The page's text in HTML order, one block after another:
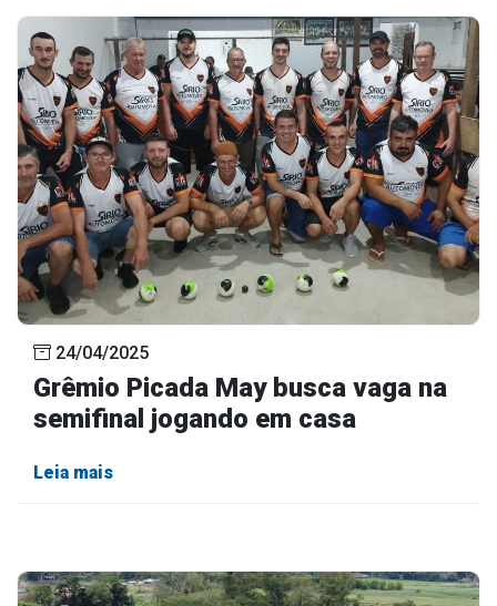
24/04/2025
Grêmio Picada May busca vaga na
semifinal jogando em casa
Leia mais